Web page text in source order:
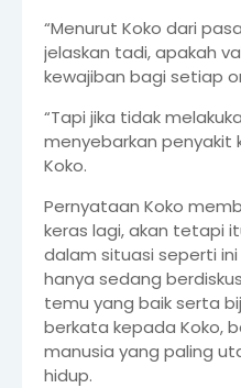
“Menurut Koko dari
jelaskan tadi, apakah
kewajiban bagi setiap
“Tapi jika tidak
menyebarkan penyakit
Koko.
Pernyataan Koko
keras lagi, akan tetapi
dalam situasi seperti
hanya sedang
temu yang baik serta
berkata kepada Koko,
manusia yang paling
hidup.